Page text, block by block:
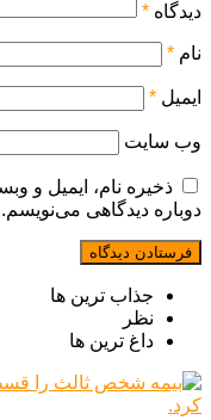
دیدگاه *
نام *
ایمیل *
وب‌ سایت
ذخیره نام، ایمیل و
دوباره دیدگاهی می‌نویسم.
جذاب ترین ها
نظر
داغ ترین ها